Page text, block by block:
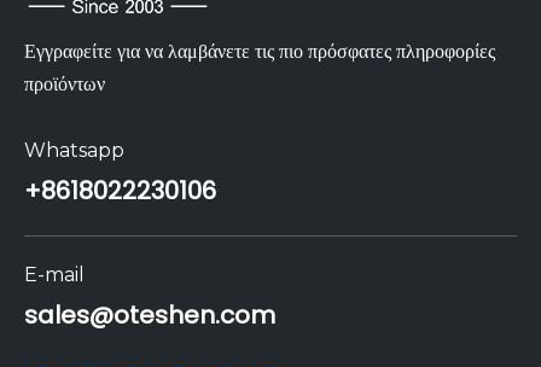
Εγγραφείτε για να λαμβάνετε τις πιο πρόσφατες πληροφορίες
προϊόντων
Whatsapp
+8618022230106
E-mail
sales@oteshen.com